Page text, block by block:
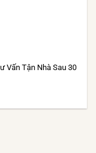
Vấn Tận Nhà Sau 30